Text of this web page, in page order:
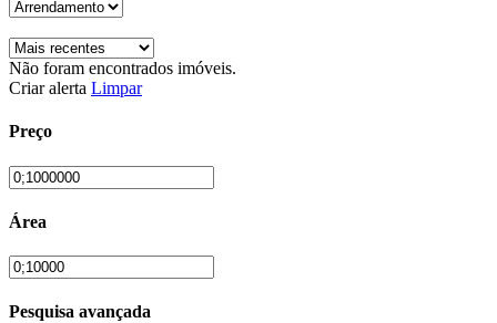
Não foram encontrados imóveis.
Criar alerta Limpar
Preço
Área
Pesquisa avançada